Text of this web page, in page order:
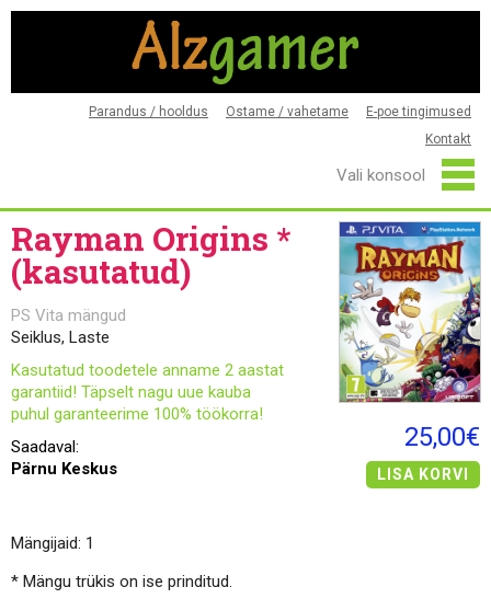
Parandus / hooldus Ostame / vahetame
E-poe tingimused
Kontakt
Rayman Origins *
(kasutatud)
PS Vita mängud
Seiklus, Laste
Kasutatud toodetele anname 2 aastat
garantiid! Täpselt nagu uue kauba
puhul garanteerime 100% töökorra!
Saadaval:
Pärnu Keskus
25,00€
LISA KORVI
Mängijaid: 1
* Mängu trükis on ise prinditud.